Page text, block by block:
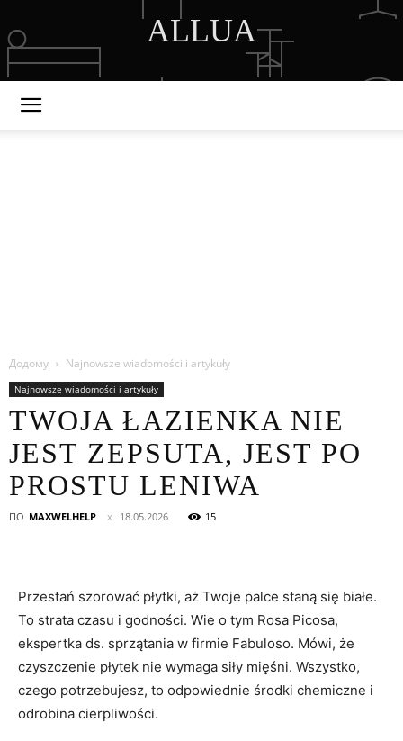
ALLUA
DISCOVER THE ART OF PUBLISHING
Додому Najnowsze wiadomości i artykuły
Najnowsze wiadomości i artykuły
TWOJA ŁAZIENKA NIE
JEST ZEPSUTA, JEST PO
PROSTU LENIWA
ПО MAXWELHELP 18.05.2026 15
Przestań szorować płytki, aż Twoje palce staną się białe.
To strata czasu i godności. Wie o tym Rosa Picosa,
ekspertka ds. sprzątania w firmie Fabuloso. Mówi, że
czyszczenie płytek nie wymaga siły mięśni. Wszystko,
czego potrzebujesz, to odpowiednie środki chemiczne i
odrobina cierpliwości.